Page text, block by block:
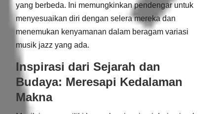
yang berbeda. Ini memungkinkan pendengar untuk
menyesuaikan diri dengan selera mereka dan
menemukan kenyamanan dalam beragam variasi
musik jazz yang ada.
Inspirasi dari Sejarah dan
Budaya: Meresapi Kedalaman
Makna